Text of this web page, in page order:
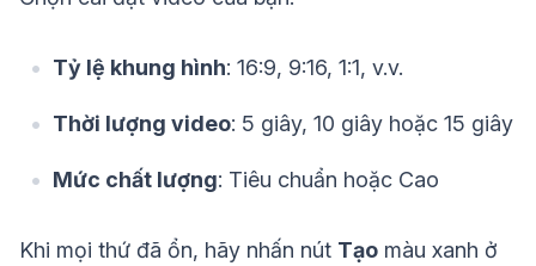
Tỷ lệ khung hình: 16:9, 9:16, 1:1, v.v.
Thời lượng video: 5 giây, 10 giây hoặc 15 giây
Mức chất lượng: Tiêu chuẩn hoặc Cao
Khi mọi thứ đã ổn, hãy nhấn nút Tạo màu xanh ở